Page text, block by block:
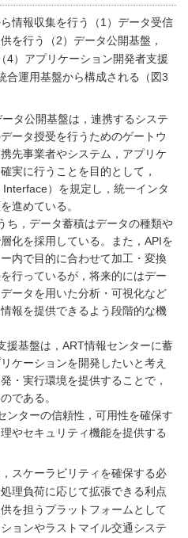
情報収集を行う（1）データ受信
を行う（2）データ公開基盤，
4）アプリケーション開発者支援
合運用基盤から構成される（図3
タ公開基盤は，連携するシステ
ータ授受を行うためのゲートウ
先事業者やシステム，アプリケ
実に行うことを目的として，
）を規定し，統一インタ
進めている。
ち，データ蓄積はデータの種類や
化を採用している。また，APIを
内で目的に合わせて加工・変換
行っているが，将来的にはデー
ータを用いた分析・可視化など
報を提供できるよう段階的な機
援基盤は，ART情報センターに蓄
ケーションを開発したいと考え
・実行環境を提供することで，
である。
ンターの信頼性，可用性を確保す
やセキュリティ機能を提供する
スケーラビリティを確保する必
理負荷に応じて拡張できる利点
を担うプラットフォームとして
ョンやラストマイル交通システ